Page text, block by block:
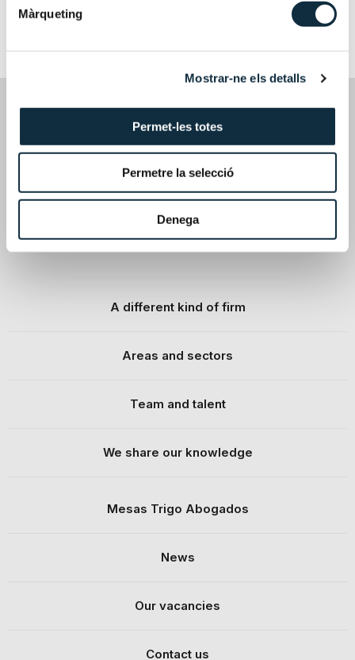
Màrqueting
Mostrar-ne els detalls
Permet-les totes
Permetre la selecció
Denega
Avinguda Meritxell, 75, 3era planta, despatxos 8-10
AD500 Andorra la Vella, Principat d’Andorra
A different kind of firm
Areas and sectors
Team and talent
We share our knowledge
Mesas Trigo Abogados
News
Our vacancies
Contact us